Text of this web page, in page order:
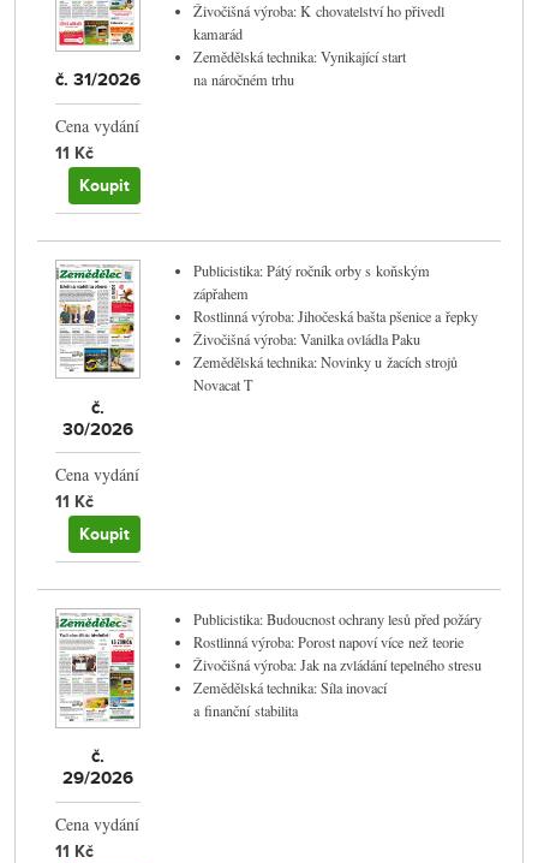
č. 31/2026
Cena vydání
11 Kč
Koupit
Živočišná výroba: K chovatelství ho přivedl
kamarád
Zemědělská technika: Vynikající start
na náročném trhu
č.
30/2026
Cena vydání
11 Kč
Koupit
Publicistika: Pátý ročník orby s koňským
zápřahem
Rostlinná výroba: Jihočeská bašta pšenice a řepky
Živočišná výroba: Vanilka ovládla Paku
Zemědělská technika: Novinky u žacích strojů
Novacat T
č.
29/2026
Cena vydání
11 Kč
Publicistika: Budoucnost ochrany lesů před požáry
Rostlinná výroba: Porost napoví více než teorie
Živočišná výroba: Jak na zvládání tepelného stresu
Zemědělská technika: Síla inovací
a finanční stabilita